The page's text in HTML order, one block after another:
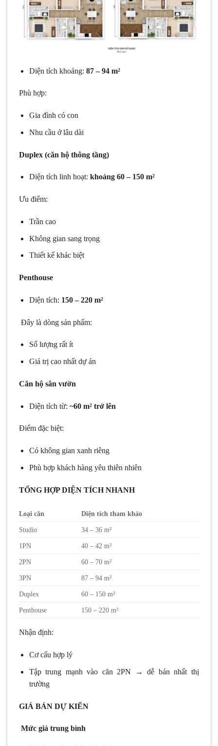
Diện tích khoảng: 87 – 94 m²
Phù hợp:
Gia đình có con
Nhu cầu ở lâu dài
Duplex (căn hộ thông tầng)
Diện tích linh hoạt: khoảng 60 – 150 m²
Ưu điểm:
Trần cao
Không gian sang trọng
Thiết kế khác biệt
Penthouse
Diện tích: 150 – 220 m²
Đây là dòng sản phẩm:
Số lượng rất ít
Giá trị cao nhất dự án
Căn hộ sân vườn
Diện tích từ: ~60 m² trở lên
Điểm đặc biệt:
Có không gian xanh riêng
Phù hợp khách hàng yêu thiên nhiên
TỔNG HỢP DIỆN TÍCH NHANH
Loại căn Diện tích tham khảo
Studio 34 – 36 m²
1PN 40 – 42 m²
2PN 60 – 70 m²
3PN 87 – 94 m²
Duplex 60 – 150 m²
Penthouse 150 – 220 m²
Nhận định:
Cơ cấu hợp lý
Tập trung mạnh vào căn 2PN → dễ bán nhất thị
trường
GIÁ BÁN DỰ KIẾN
Mức giá trung bình